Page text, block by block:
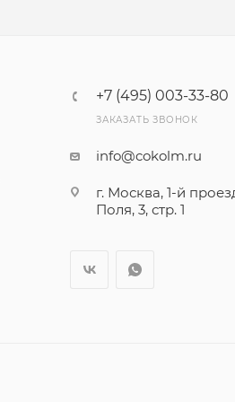
+7 (495) 003-33-80
ЗАКАЗАТЬ ЗВОНОК
info@cokolm.ru
г. Москва, 1-й
Поля, 3, стр. 1